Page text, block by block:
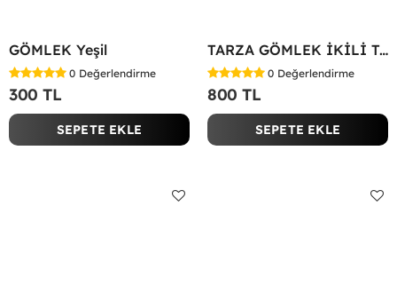
GÖMLEK Yeşil
0 Değerlendirme
300 TL
SEPETE EKLE
TARZA GÖMLEK İKİLİ TAKIM KOT KUMAŞ Yeşil
0 Değerlendirme
800 TL
SEPETE EKLE